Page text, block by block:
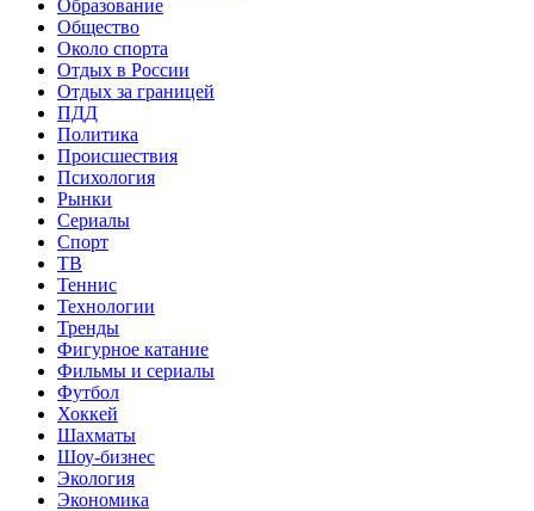
Образование
Общество
Около спорта
Отдых в России
Отдых за границей
ПДД
Политика
Происшествия
Психология
Рынки
Сериалы
Спорт
ТВ
Теннис
Технологии
Тренды
Фигурное катание
Фильмы и сериалы
Футбол
Хоккей
Шахматы
Шоу-бизнес
Экология
Экономика